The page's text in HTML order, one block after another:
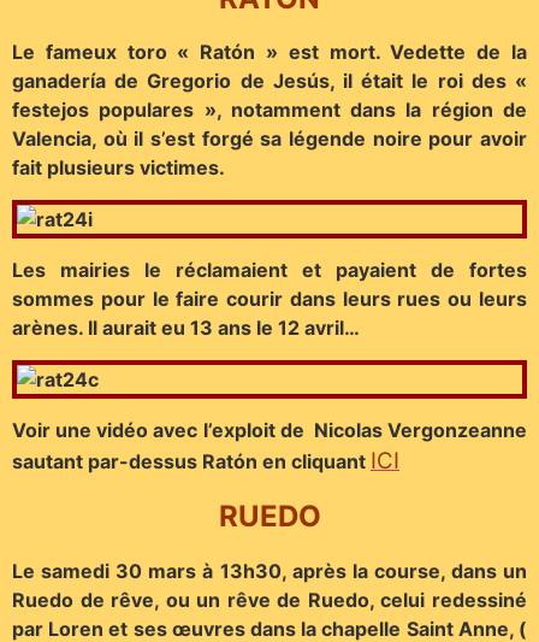
Le fameux toro « Ratón » est mort. Vedette de la
ganadería de Gregorio de Jesús, il était le roi des «
festejos populares », notamment dans la région de
Valencia, où il s’est forgé sa légende noire pour avoir
fait plusieurs victimes.
Les mairies le réclamaient et payaient de fortes
sommes pour le faire courir dans leurs rues ou leurs
arènes. Il aurait eu 13 ans le 12 avril…
Voir une vidéo avec l’exploit de Nicolas Vergonzeanne
sautant par-dessus Ratón en cliquant ICI
RUEDO
Le samedi 30 mars à 13h30, après la course, dans un
Ruedo de rêve, ou un rêve de Ruedo, celui redessiné
par Loren et ses œuvres dans la chapelle Saint Anne, (